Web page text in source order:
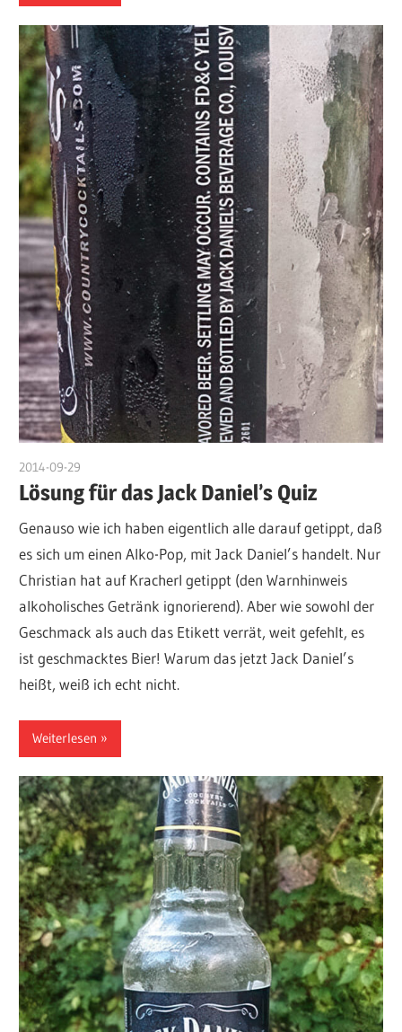
2014-09-29
Lösung für das Jack Daniel’s Quiz
Genauso wie ich haben eigentlich alle darauf getippt, daß
es sich um einen Alko-Pop, mit Jack Daniel’s handelt. Nur
Christian hat auf Kracherl getippt (den Warnhinweis
alkoholisches Getränk ignorierend). Aber wie sowohl der
Geschmack als auch das Etikett verrät, weit gefehlt, es
ist geschmacktes Bier! Warum das jetzt Jack Daniel’s
heißt, weiß ich echt nicht.
Weiterlesen